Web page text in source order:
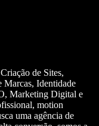
de Sites,
Identidade
Marketing Digital e
motion
uma agência de